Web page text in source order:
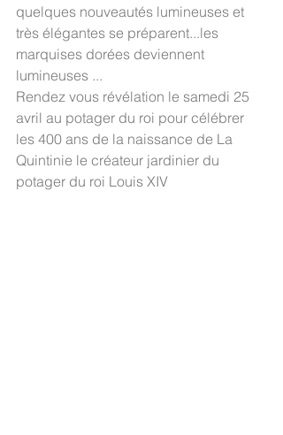
quelques nouveautés lumineuses et
très élégantes se préparent...les
marquises dorées deviennent
lumineuses ...
Rendez vous révélation le samedi 25
avril au potager du roi pour célébrer
les 400 ans de la naissance de La
Quintinie le créateur jardinier du
potager du roi Louis XIV